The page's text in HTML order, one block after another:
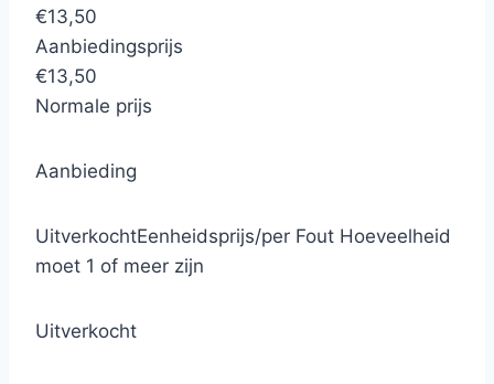
€13,50
Aanbiedingsprijs
€13,50
Normale prijs
Aanbieding
UitverkochtEenheidsprijs/per Fout Hoeveelheid
moet 1 of meer zijn
Uitverkocht